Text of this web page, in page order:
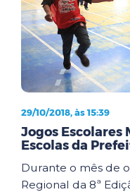
29/10/2018, às 15:39
Jogos Escolares
Escolas da
Durante o mês de
Regional da 8ª